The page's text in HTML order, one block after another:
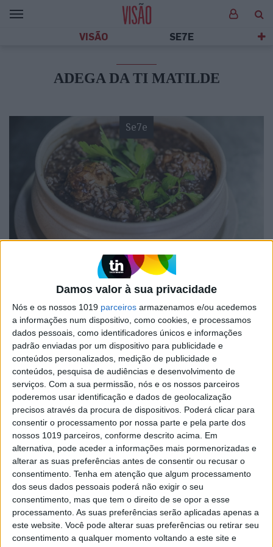
Damos valor à sua privacidade
Nós e os nossos 1019 parceiros armazenamos e/ou acedemos
a informações num dispositivo, como cookies, e processamos
dados pessoais, como identificadores únicos e informações
padrão enviadas por um dispositivo para publicidade e
conteúdos personalizados, medição de publicidade e
conteúdos, pesquisa de audiências e desenvolvimento de
serviços. Com a sua permissão, nós e os nossos parceiros
poderemos usar identificação e dados de geolocalização
precisos através da procura de dispositivos. Poderá clicar para
consentir o processamento por nossa parte e pela parte dos
nossos 1019 parceiros, conforme descrito acima. Em
alternativa, pode aceder a informações mais pormenorizadas e
alterar as suas preferências antes de consentir ou recusar o
consentimento. Tenha em atenção que algum processamento
dos seus dados pessoais poderá não exigir o seu
consentimento, mas que tem o direito de se opor a esse
processamento. As suas preferências serão aplicadas apenas a
este website. Você pode alterar suas preferências ou retirar seu
consentimento a qualquer momento voltando a este site e
VISÃO SE7E
ADEGA DA TI MATILDE
Se7e
Cabidela com fartura: Sete
restaurantes para saborear o prato
tradicional, em Lisboa
Um bom arroz de cabidela em Lisboa? Sim,
existe e a oferta cobre todos os dias da semana.
Roteiro apurado pelas melhores receitas da
cidade
SITES DO GRUPO TRUST IN NEWS
Visão Visão Se7e